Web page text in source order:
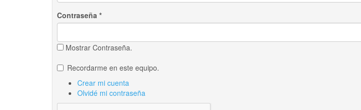
Contraseña *
Mostrar Contraseña.
Recordarme en este equipo.
Crear mi cuenta
Olvidé mi contraseña